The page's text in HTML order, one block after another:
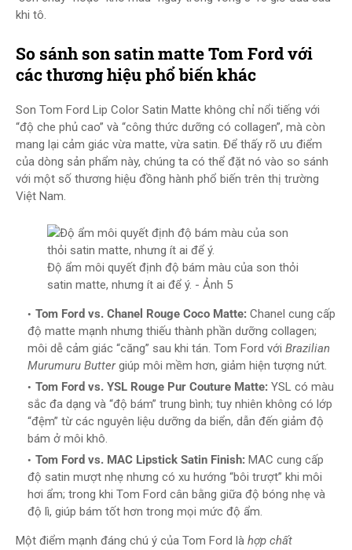
khi tô.
So sánh son satin matte Tom Ford với
các thương hiệu phổ biến khác
Son Tom Ford Lip Color Satin Matte không chỉ nổi tiếng với
“độ che phủ cao” và “công thức dưỡng có collagen”, mà còn
mang lại cảm giác vừa matte, vừa satin. Để thấy rõ ưu điểm
của dòng sản phẩm này, chúng ta có thể đặt nó vào so sánh
với một số thương hiệu đồng hành phổ biến trên thị trường
Việt Nam.
Độ ẩm môi quyết định độ bám màu của son thỏi
satin matte, nhưng ít ai để ý. - Ảnh 5
Tom Ford vs. Chanel Rouge Coco Matte: Chanel cung cấp
độ matte mạnh nhưng thiếu thành phần dưỡng collagen;
môi dễ cảm giác “căng” sau khi tán. Tom Ford với Brazilian
Murumuru Buttergiúp môi mềm hơn, giảm hiện tượng nứt.
Tom Ford vs. YSL Rouge Pur Couture Matte: YSL có màu
sắc đa dạng và “độ bám” trung bình; tuy nhiên không có lớp
“đệm” từ các nguyên liệu dưỡng da biển, dẫn đến giảm độ
bám ở môi khô.
Tom Ford vs. MAC Lipstick Satin Finish: MAC cung cấp
độ satin mượt nhẹ nhưng có xu hướng “bôi trượt” khi môi
hơi ẩm; trong khi Tom Ford cân bằng giữa độ bóng nhẹ và
độ lì, giúp bám tốt hơn trong mọi mức độ ẩm.
Một điểm mạnh đáng chú ý của Tom Ford là hợp chất